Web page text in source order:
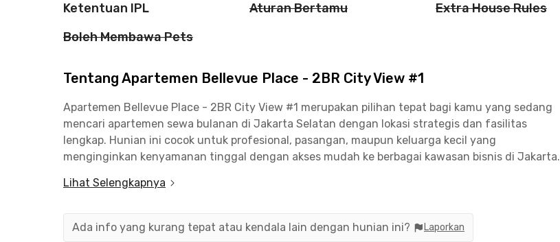
Ketentuan IPL Aturan Bertamu
Extra House Rules
Boleh Membawa Pets
Tentang Apartemen Bellevue Place - 2BR City View #1
Apartemen Bellevue Place - 2BR City View #1 merupakan pilihan tepat bagi kamu yang sedang
mencari apartemen sewa bulanan di Jakarta Selatan dengan lokasi strategis dan fasilitas
lengkap. Hunian ini cocok untuk profesional, pasangan, maupun keluarga kecil yang
menginginkan kenyamanan tinggal dengan akses mudah ke berbagai kawasan bisnis di Jakarta.
Berlokasi di Jalan MT Haryono, Jakarta Selatan, apartemen dua kamar tidur ini menawarkan
hingga Senayan. Lokasinya juga sangat strategis bagi kamu yang bekerja di area Jakarta
Selatan maupun Jakarta Pusat.
Lihat Selengkapnya
Ada info yang kurang tepat atau kendala lain dengan hunian ini? Laporkan